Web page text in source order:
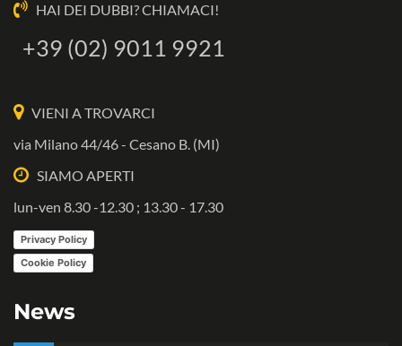
HAI DEI DUBBI? CHIAMACI!
+39 (02) 9011 9921
VIENI A TROVARCI
via Milano 44/46 - Cesano B. (MI)
SIAMO APERTI
lun-ven 8.30 -12.30 ; 13.30 - 17.30
Privacy Policy
Cookie Policy
News